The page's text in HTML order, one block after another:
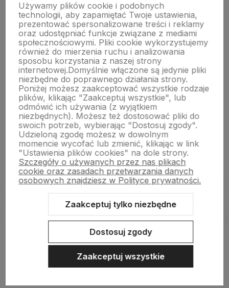
polityce prywatności
O nas
Pomoc
Moje konto
Sklep internetowy Shoper.pl Szablon Shoper Modern 3.0™
Używamy plików cookie i podobnych
technologii, aby zapamiętać Twoje ustawienia,
prezentować spersonalizowane treści i reklamy
oraz udostępniać funkcje związane z mediami
społecznościowymi. Pliki cookie wykorzystujemy
również do mierzenia ruchu i analizowania
sposobu korzystania z naszej strony
internetowej.Domyślnie włączone są jedynie pliki
niezbędne do poprawnego działania strony.
Poniżej możesz zaakceptować wszystkie rodzaje
plików, klikając "Zaakceptuj wszystkie", lub
odmówić ich używania (z wyjątkiem
niezbędnych). Możesz też dostosować pliki do
swoich potrzeb, wybierając "Dostosuj zgody".
Udzieloną zgodę możesz w dowolnym
momencie wycofać lub zmienić, klikając w link
"Ustawienia plików cookies" na dole strony.
Szczegóły o używanych przez nas plikach
cookie oraz zasadach przetwarzania danych
osobowych znajdziesz w Polityce prywatności.
Zaakceptuj tylko niezbędne
Dostosuj zgody
Zaakceptuj wszystkie